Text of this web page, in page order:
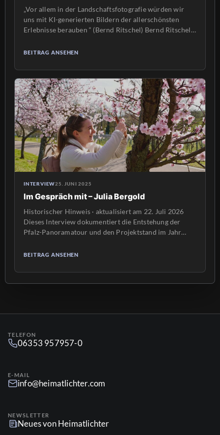
„Vor allem in der Landschaftsfotografie würden wir
uns mit KI-generierten Bildern der allerschönsten
Erlebnisse berauben “ (Bernd Ritschel) Bernd Ritschel
Laufbahn standen Touren und Expeditionen im
sich nun wieder verstärkt der alpinen Fotografie zu
widmen. Auch ist er […]
BEITRAG ANSEHEN
INTERVIEW25. JUNI 2025
Im Gespräch mit – Julia Bergold
Historischer Hinweis · aktualisiert am 22. Juli 2026
Dieses Interview dokumentiert die Entstehung der
Pfalz-Panoramatour und den Projektstand im Jahr
unverändert und geben einen authentischen Einblick in
das Projekt und seine Umsetzung finden Sie heute bei
Heimat360 unter Pfalz in 360°. „Die […]
BEITRAG ANSEHEN
TELEFON
06353 957957-0
E-MAIL
info@heimatlichter.com
NEWSLETTER
Neues von Heimatlichter